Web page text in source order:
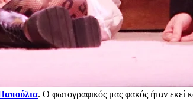
. Ο φωτογραφικός μας φακός ήταν εκεί